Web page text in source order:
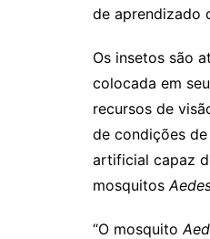
de aprendizado
Os insetos são
colocada em
recursos de
de condições
artificial capaz
mosquitos
“O mosquito